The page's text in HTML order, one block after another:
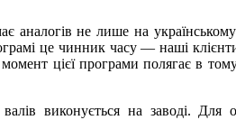
аналогів не лише на
це чинник часу — наші
цієї програми полягає в
виконується на заводі. Для